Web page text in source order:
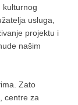
kulturnog
usluga,
projektu i
našim
Zato
centre za